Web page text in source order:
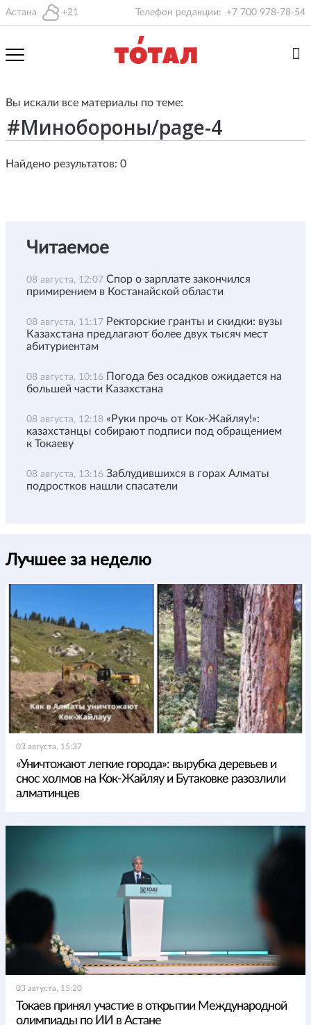
Астана +21 Телефон редакции: +7 700 978-78-54
Вы искали все материалы по теме:
Найдено результатов: 0
Читаемое
08 августа, 12:07 Спор о зарплате закончился
примирением в Костанайской области
08 августа, 11:17 Ректорские гранты и скидки: вузы
Казахстана предлагают более двух тысяч мест
абитуриентам
08 августа, 10:16 Погода без осадков ожидается на
большей части Казахстана
08 августа, 12:18 «Руки прочь от Кок-Жайляу!»:
казахстанцы собирают подписи под обращением
к Токаеву
08 августа, 13:16 Заблудившихся в горах Алматы
подростков нашли спасатели
Лучшее за неделю
03 августа, 15:37
«Уничтожают легкие города»: вырубка деревьев и
снос холмов на Кок-Жайляу и Бутаковке разозлили
алматинцев
03 августа, 15:20
Токаев принял участие в открытии Международной
олимпиады по ИИ в Астане